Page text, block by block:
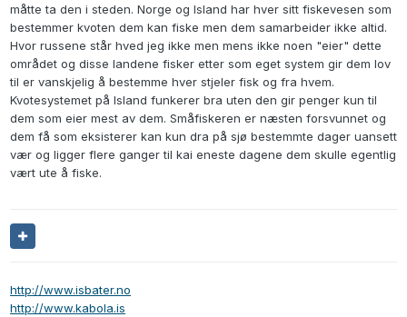
måtte ta den i steden. Norge og Island har hver sitt fiskevesen som
bestemmer kvoten dem kan fiske men dem samarbeider ikke altid.
Hvor russene står hved jeg ikke men mens ikke noen "eier" dette
området og disse landene fisker etter som eget system gir dem lov
til er vanskjelig å bestemme hver stjeler fisk og fra hvem.
Kvotesystemet på Island funkerer bra uten den gir penger kun til
dem som eier mest av dem. Småfiskeren er næsten forsvunnet og
dem få som eksisterer kan kun dra på sjø bestemmte dager uansett
vær og ligger flere ganger til kai eneste dagene dem skulle egentlig
vært ute å fiske.
http://www.isbater.no
http://www.kabola.is